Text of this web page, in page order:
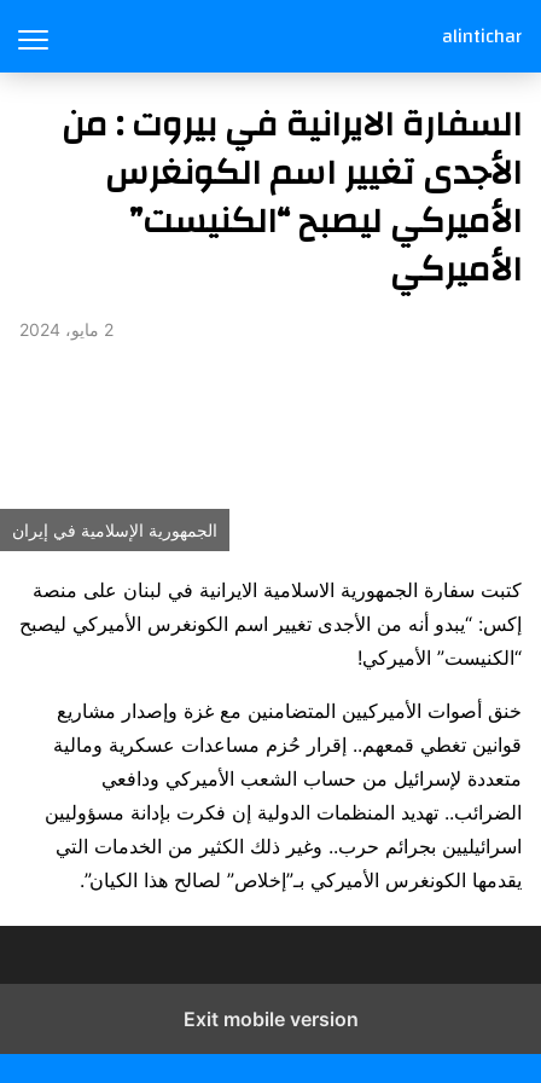
alintichar
السفارة الايرانية في بيروت : من
الأجدى تغيير اسم الكونغرس
الأميركي ليصبح “الكنيست”
الأميركي
2 مايو، 2024
الجمهورية الإسلامية في إيران
كتبت سفارة الجمهورية الاسلامية الايرانية في لبنان على منصة
إكس: “يبدو أنه من الأجدى تغيير اسم الكونغرس الأميركي ليصبح
“الكنيست” الأميركي!
خنق أصوات الأميركيين المتضامنين مع غزة وإصدار مشاريع
قوانين تغطي قمعهم.. إقرار حُزم مساعدات عسكرية ومالية
متعددة لإسرائيل من حساب الشعب الأميركي ودافعي
الضرائب.. تهديد المنظمات الدولية إن فكرت بإدانة مسؤوليين
اسرائيليين بجرائم حرب.. وغير ذلك الكثير من الخدمات التي
يقدمها الكونغرس الأميركي بـ”إخلاص” لصالح هذا الكيان”.
Exit mobile version